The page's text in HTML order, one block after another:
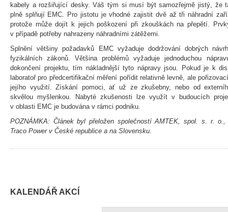
kabely a rozšiřující desky. Váš tým si musí být samozřejmě jistý, že
plně splňují EMC. Pro jistotu je vhodné zajistit dvě až tři náhradní
protože může dojít k jejich poškození při zkouškách na přepětí.
v případě potřeby nahrazeny náhradními zátěžemi.
Splnění většiny požadavků EMC vyžaduje dodržování dobrých
fyzikálních zákonů. Většina problémů vyžaduje jednoduchou
dokončení projektu, tím nákladnější tyto nápravy jsou. Pokud je k
laboratoř pro předcertifikační měření pořídit relativně levně, ale
jejího využití. Získání pomoci, ať už ze zkušebny, nebo od
skvělou myšlenkou. Nabyté zkušenosti lze využít v budoucích
v oblasti EMC je budována v rámci podniku.
POZNÁMKA: Článek byl přeložen společností AMTEK, spol. s. r.
Traco Power v České republice a na Slovensku.
KALENDÁŘ AKCÍ